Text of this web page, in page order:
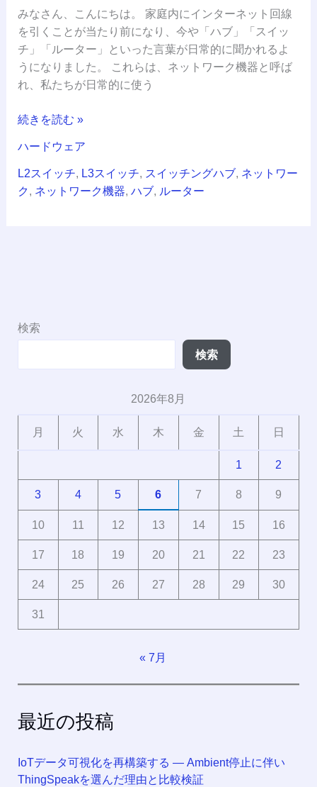
みなさん、こんにちは。 家庭内にインターネット回線
を引くことが当たり前になり、今や「ハブ」「スイッ
チ」「ルーター」といった言葉が日常的に聞かれるよ
うになりました。 これらは、ネットワーク機器と呼ば
れ、私たちが日常的に使う
ー
の
違
い
を
か
や
す
く
続きを読む »
ハードウェア
L2スイッチ, L3スイッチ, スイッチングハブ, ネットワー
ク , ネットワーク機器, ハブ, ルーター
検索
検索
2026年8月
月 火 水 木 金 土 日
1 2
3 4 5 6 7 8 9
10 11 12 13 14 15 16
17 18 19 20 21 22 23
24 25 26 27 28 29 30
31
« 7月
最近の投稿
IoTデータ可視化を再構築する ― Ambient停止に伴い
ThingSpeakを選んだ理由と比較検証